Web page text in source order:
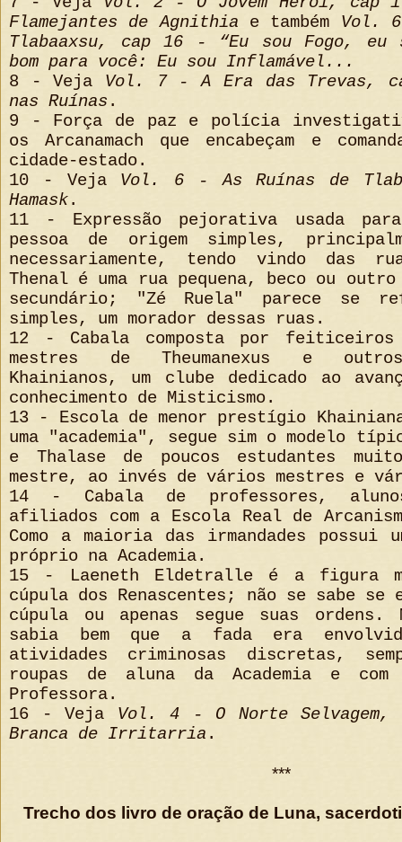
Flamejantes de Agnithia e também Vol.
Tlabaaxsu, cap 16 - “Eu sou Fogo, eu
bom para você: Eu sou Inflamável...
8 - Veja Vol. 7 - A Era das Trevas,
nas Ruínas .
9 - Força de paz e polícia
os Arcanamach que encabeçam e
cidade-estado.
10 - Veja Vol. 6 - As Ruínas de
Hamask.
11 - Expressão pejorativa usada para
pessoa de origem simples,
necessariamente, tendo vindo das
Thenal é uma rua pequena, beco ou
secundário; "Zé Ruela" parece se
simples, um morador dessas ruas.
12 - Cabala composta por feiticeiros
mestres de Theumanexus e
Khainianos, um clube dedicado ao
conhecimento de Misticismo.
13 - Escola de menor prestígio
uma "academia", segue sim o modelo
e Thalase de poucos estudantes
mestre, ao invés de vários mestres e
14 - Cabala de professores,
afiliados com a Escola Real de
Como a maioria das irmandades possui
próprio na Academia.
15 - Laeneth Eldetralle é a figura
cúpula dos Renascentes; não se sabe
cúpula ou apenas segue suas ordens.
sabia bem que a fada era
atividades criminosas discretas,
roupas de aluna da Academia e com
Professora.
16 - Veja Vol. 4 - O Norte Selvagem,
Branca de Irritarria .
***
Trecho dos livro de oração de Luna,